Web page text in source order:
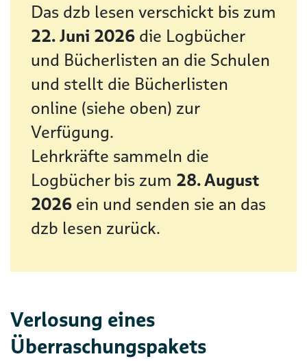
Das dzb lesen verschickt bis zum
22. Juni 2026 die Logbücher
und Bücherlisten an die Schulen
und stellt die Bücherlisten
online (siehe oben) zur
Verfügung.
Lehrkräfte sammeln die
Logbücher bis zum 28. August
2026 ein und senden sie an das
dzb lesen zurück.
Verlosung eines
Überraschungspakets